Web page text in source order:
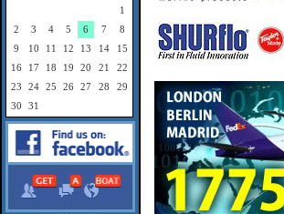
1
2
3 4 5 6 7
8
9
10 11 12 13 14
15
16
17 18 19 20 21
22
23
24 25 26 27 28
29
30
31